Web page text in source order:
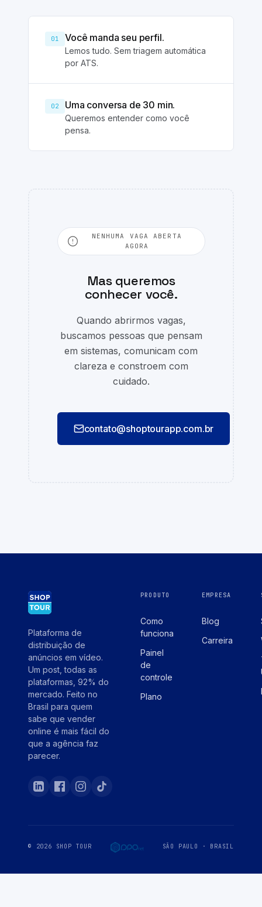
01 Você manda seu perfil.
Lemos tudo. Sem triagem automática
por ATS.
02 Uma conversa de 30 min.
Queremos entender como você
pensa.
NENHUMA VAGA ABERTA
AGORA
Mas queremos
conhecer você.
Quando abrirmos vagas,
buscamos pessoas que pensam
em sistemas, comunicam com
clareza e constroem com
cuidado.
contato@shoptourapp.com.br
Plataforma de
distribuição de
anúncios em vídeo.
Um post, todas as
plataformas, 92% do
mercado. Feito no
Brasil para quem
sabe que vender
online é mais fácil do
que a agência faz
parecer.
PRODUTO
Como
funciona
Painel
de
controle
Plano
EMPRESA
Blog
Carreira
© 2026 SHOP TOUR SÃO PAULO · BRASIL